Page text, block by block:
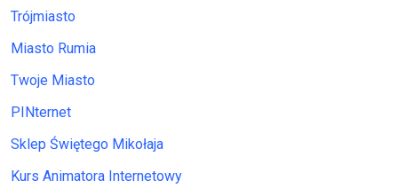
Trójmiasto
Miasto Rumia
Twoje Miasto
PINternet
Sklep Świętego Mikołaja
Kurs Animatora Internetowy